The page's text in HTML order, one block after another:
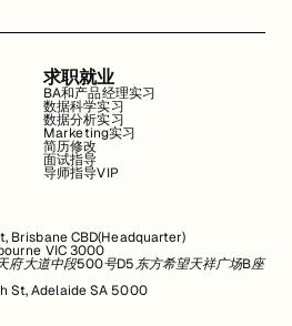
求职就业
BA和产品经理实习
数据科学实习
数据分析实习
Marketing实习
简历修改
面试指导
导师指导VIP
Brisbane CBD(Headquarter)
VIC 3000
府大道中段500号D5东方希望天祥广场B座
St, Adelaide SA 5000